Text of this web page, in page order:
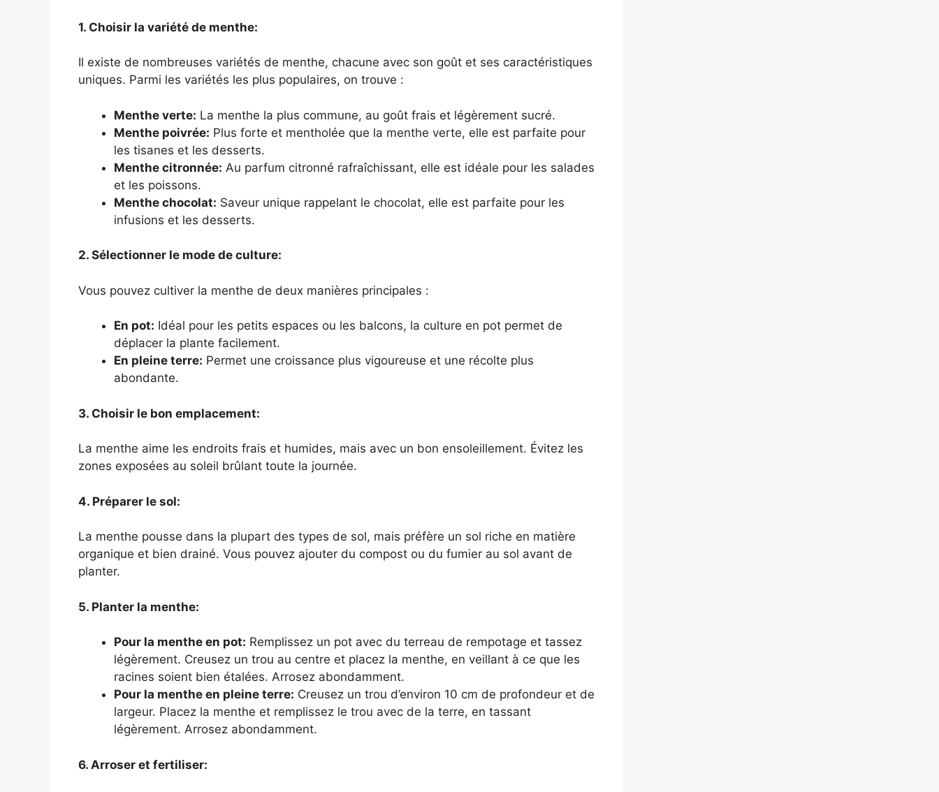
1. Choisir la variété de menthe:
Il existe de nombreuses variétés de menthe, chacune avec son goût et ses caractéristiques
uniques. Parmi les variétés les plus populaires, on trouve :
Menthe verte: La menthe la plus commune, au goût frais et légèrement sucré.
Menthe poivrée: Plus forte et mentholée que la menthe verte, elle est parfaite pour
les tisanes et les desserts.
Menthe citronnée: Au parfum citronné rafraîchissant, elle est idéale pour les salades
et les poissons.
Menthe chocolat: Saveur unique rappelant le chocolat, elle est parfaite pour les
infusions et les desserts.
2. Sélectionner le mode de culture:
Vous pouvez cultiver la menthe de deux manières principales :
En pot: Idéal pour les petits espaces ou les balcons, la culture en pot permet de
déplacer la plante facilement.
En pleine terre: Permet une croissance plus vigoureuse et une récolte plus
abondante.
3. Choisir le bon emplacement:
La menthe aime les endroits frais et humides, mais avec un bon ensoleillement. Évitez les
zones exposées au soleil brûlant toute la journée.
4. Préparer le sol:
La menthe pousse dans la plupart des types de sol, mais préfère un sol riche en matière
organique et bien drainé. Vous pouvez ajouter du compost ou du fumier au sol avant de
planter.
5. Planter la menthe:
Pour la menthe en pot: Remplissez un pot avec du terreau de rempotage et tassez
légèrement. Creusez un trou au centre et placez la menthe, en veillant à ce que les
racines soient bien étalées. Arrosez abondamment.
Pour la menthe en pleine terre: Creusez un trou d’environ 10 cm de profondeur et de
largeur. Placez la menthe et remplissez le trou avec de la terre, en tassant
légèrement. Arrosez abondamment.
6. Arroser et fertiliser: